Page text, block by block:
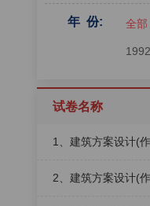
年 份: 全部
1992
试卷名称
1、建筑方案设计(
2、建筑方案设计(